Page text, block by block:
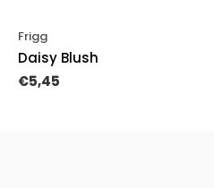
Frigg
Daisy Blush
€5,45